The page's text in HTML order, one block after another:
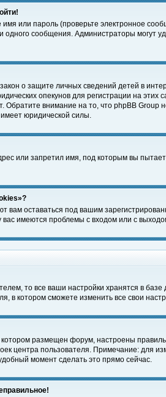
или пароль (проверьте электронное
одного сообщения. Администраторы могут
о защите личных сведений детей в
опекунов для регистрации на
Обратите внимание на то, что phpBB
юридической силы.
или запретил имя, под которым вы
вам оставаться под вашим
имеются проблемы с входом или с
то все ваши настройки хранятся в
в котором сможете изменить все свои
размещен форум, настроены
центра пользователя. Примечание: для
момент сделать это прямо сейчас.